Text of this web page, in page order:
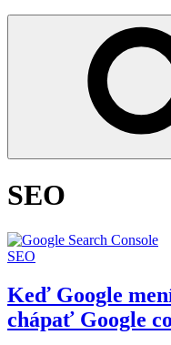
SEO
SEO
Keď Google
chápať Google